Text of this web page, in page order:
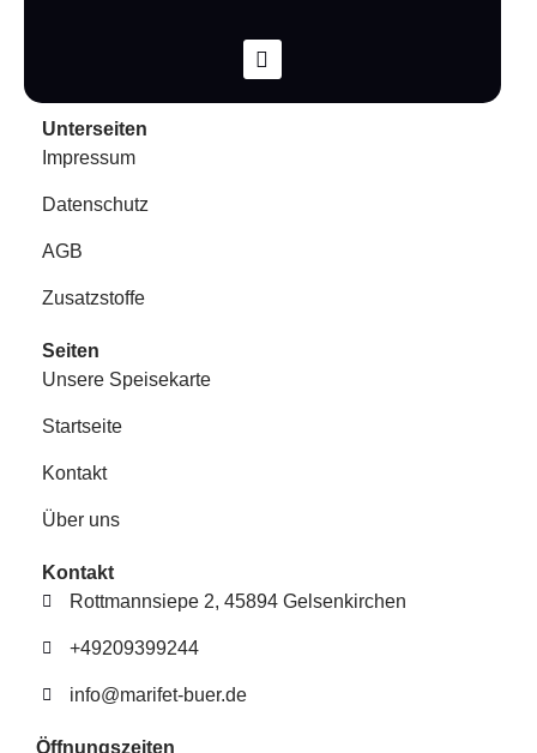
Unterseiten
Impressum
Datenschutz
AGB
Zusatzstoffe
Seiten
Unsere Speisekarte
Startseite
Kontakt
Über uns
Kontakt
Rottmannsiepe 2, 45894 Gelsenkirchen
+49209399244
info@marifet-buer.de
Öffnungszeiten